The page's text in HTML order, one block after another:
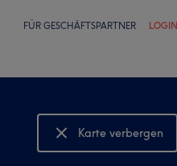
FÜR GESCHÄFTSPARTNER LOGIN
Karte verbergen
Karte anzeigen